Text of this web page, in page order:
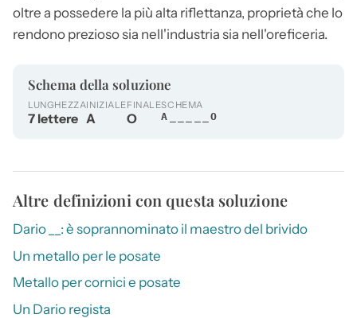
oltre a possedere la più alta riflettanza, proprietà che lo
rendono prezioso sia nell'industria sia nell'oreficeria.
Schema della soluzione
LUNGHEZZA
7 lettere
INIZIALE
A
FINALE
O
SCHEMA
A_____O
Altre definizioni con questa soluzione
Dario __: è soprannominato il maestro del brivido
Un metallo per le posate
Metallo per cornici e posate
Un Dario regista